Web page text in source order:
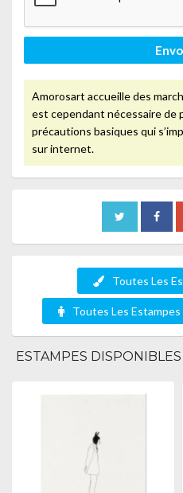
Amorosart accueille des
est cependant nécessaire de
précautions basiques qui
sur internet.
Toutes Les
Toutes Les
ESTAMPES